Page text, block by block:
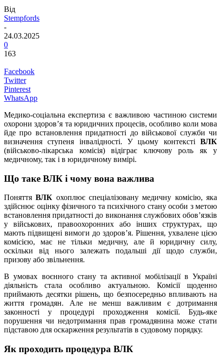
Від
Stempfords
-
24.03.2025
0
163
Facebook
Twitter
Pinterest
WhatsApp
Медико-соціальна експертиза є важливою частиною системи
охорони здоров’я та юридичних процесів, особливо коли мова
йде про встановлення придатності до військової служби чи
визначення ступеня інвалідності. У цьому контексті ВЛК
(військово-лікарська комісія) відіграє ключову роль як у
медичному, так і в юридичному вимірі.
Що таке ВЛК і чому вона важлива
ПоняттяВЛК охоплює спеціалізовану медичну комісію, яка
здійснює оцінку фізичного та психічного стану особи з метою
встановлення придатності до виконання службових обов’язків
у військових, правоохоронних або інших структурах, що
мають підвищені вимоги до здоров’я. Рішення, ухвалене цією
комісією, має не тільки медичну, але й юридичну силу,
оскільки від нього залежать подальші дії щодо служби,
призову або звільнення.
В умовах воєнного стану та активної мобілізації в Україні
діяльність стала особливо актуальною. Комісії щоденно
приймають десятки рішень, що безпосередньо впливають на
життя громадян. Але не менш важливим є дотримання
законності у процедурі проходження комісії. Будь-яке
порушення чи недотримання прав громадянина може стати
підставою для оскарження результатів в судовому порядку.
Як проходить процедура ВЛК